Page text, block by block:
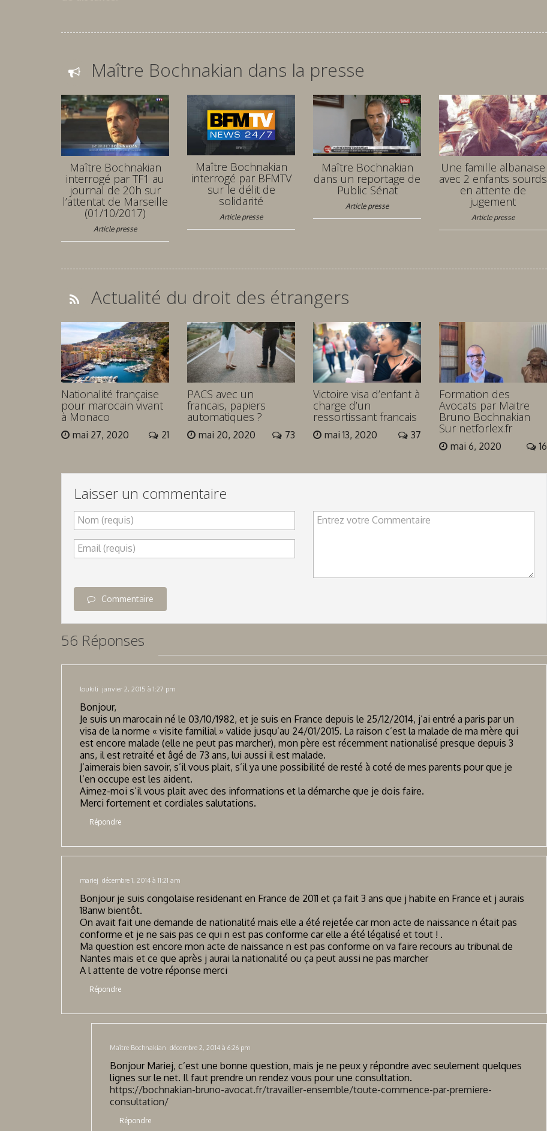
Maître Bochnakian dans la presse
Maître Bochnakian
interrogé par TF1 au
journal de 20h sur
l’attentat de Marseille
(01/10/2017)
Article presse
Maître Bochnakian
interrogé par BFMTV
sur le délit de
solidarité
Article presse
Maître Bochnakian
dans un reportage de
Public Sénat
Article presse
Une famille albanaise
avec 2 enfants sourds
en attente de
jugement
Article presse
Actualité du droit des étrangers
Nationalité française
pour marocain vivant
à Monaco
mai 27, 2020 21
PACS avec un
francais, papiers
automatiques ?
mai 20, 2020 73
Victoire visa d’enfant à
charge d’un
ressortissant francais
mai 13, 2020 37
Formation des
Avocats par Maitre
Bruno Bochnakian
Sur netforlex.fr
mai 6, 2020 16
Laisser un commentaire
Nom (requis)
Email (requis)
Entrez votre Commentaire
Commentaire
56 Réponses
loukili janvier 2, 2015 à 1:27 pm
Bonjour,
Je suis un marocain né le 03/10/1982, et je suis en France depuis le 25/12/2014, j’ai entré a paris par un
visa de la norme « visite familial » valide jusqu’au 24/01/2015. La raison c’est la malade de ma mère qui
est encore malade (elle ne peut pas marcher), mon père est récemment nationalisé presque depuis 3
ans, il est retraité et âgé de 73 ans, lui aussi il est malade.
J’aimerais bien savoir, s’il vous plait, s’il ya une possibilité de resté à coté de mes parents pour que je
l’en occupe est les aident.
Aimez-moi s’il vous plait avec des informations et la démarche que je dois faire.
Merci fortement et cordiales salutations.
Répondre
mariej décembre 1, 2014 à 11:21 am
Bonjour je suis congolaise residenant en France de 2011 et ça fait 3 ans que j habite en France et j aurais
18anw bientôt.
On avait fait une demande de nationalité mais elle a été rejetée car mon acte de naissance n était pas
conforme et je ne sais pas ce qui n est pas conforme car elle a été légalisé et tout ! .
Ma question est encore mon acte de naissance n est pas conforme on va faire recours au tribunal de
Nantes mais et ce que après j aurai la nationalité ou ça peut aussi ne pas marcher
A l attente de votre réponse merci
Répondre
Maître Bochnakian décembre 2, 2014 à 6:26 pm
Bonjour Mariej, c’est une bonne question, mais je ne peux y répondre avec seulement quelques
lignes sur le net. Il faut prendre un rendez vous pour une consultation.
https://bochnakian-bruno-avocat.fr/travailler-ensemble/toute-commence-par-premiere-
consultation/
Répondre